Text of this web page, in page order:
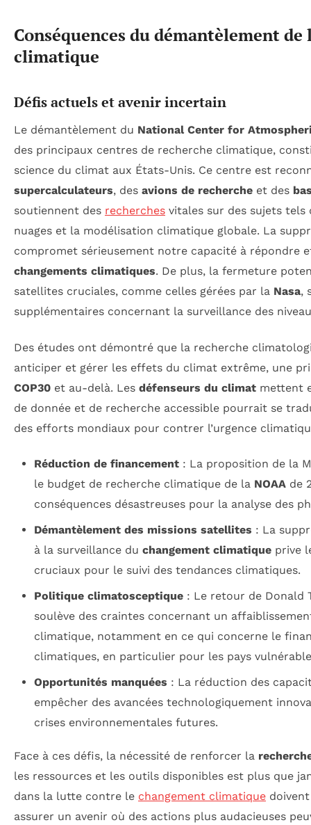
Conséquences du démantèlement de
climatique
Défis actuels et avenir incertain
Le démantèlement du National Center for
des principaux centres de recherche climatique,
science du climat aux États-Unis. Ce centre est
supercalculateurs, des avions de recherche et des
soutiennent des recherches vitales sur des sujets tels
nuages et la modélisation climatique globale. La
compromet sérieusement notre capacité à répondre
changements climatiques. De plus, la fermeture
satellites cruciales, comme celles gérées par la Nasa,
supplémentaires concernant la surveillance des
Des études ont démontré que la recherche
anticiper et gérer les effets du climat extrême, une
COP30 et au-delà. Les défenseurs du climat mettent
de donnée et de recherche accessible pourrait se
des efforts mondiaux pour contrer l’urgence
Réduction de financement: La proposition de la
le budget de recherche climatique de la NOAAde
conséquences désastreuses pour la analyse des
Démantèlement des missions satellites : La
à la surveillance du changement climatiqueprive
cruciaux pour le suivi des tendances climatiques.
Politique climatosceptique: Le retour de Donald
soulève des craintes concernant un
climatique, notamment en ce qui concerne le
climatiques, en particulier pour les pays
Opportunités manquées : La réduction des
empêcher des avancées technologiquement
crises environnementales futures.
Face à ces défis, la nécessité de renforcer la
les ressources et les outils disponibles est plus que
dans la lutte contre le changement climatique
assurer un avenir où des actions plus audacieuses